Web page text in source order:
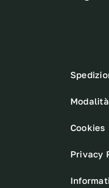
Cookies
Privacy